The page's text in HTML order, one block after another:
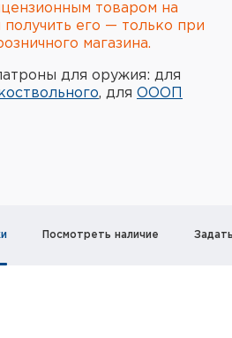
и сейфы
товаром на
получить его — только при
магазина.
для оружия: для
, для ОООП
Посмотреть наличие